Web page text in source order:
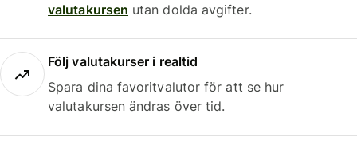
valutakursen utan dolda avgifter.
Följ valutakurser i realtid
Spara dina favoritvalutor för att se hur
valutakursen ändras över tid.